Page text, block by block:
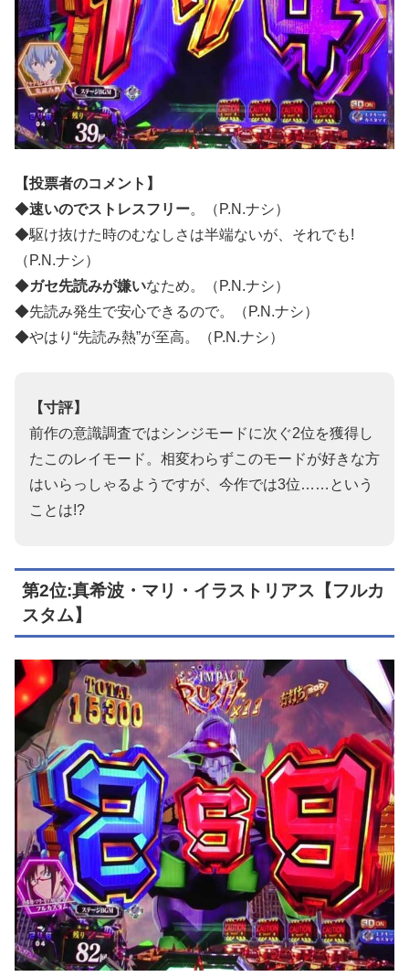
【投票者のコメント】
◆速いのでストレスフリー。（P.N.ナシ）
◆駆け抜けた時のむなしさは半端ないが、それでも!
（P.N.ナシ）
◆ガセ先読みが嫌いなため。（P.N.ナシ）
◆先読み発生で安心できるので。（P.N.ナシ）
◆やはり“先読み熱”が至高。（P.N.ナシ）
【寸評】
前作の意識調査ではシンジモードに次ぐ2位を獲得し
たこのレイモード。相変わらずこのモードが好きな方
はいらっしゃるようですが、今作では3位……という
ことは!?
第2位:真希波・マリ・イラストリアス【フルカ
スタム】